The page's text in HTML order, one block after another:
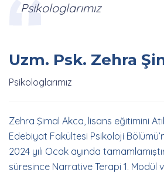
Psikologlarımız
Uzm. Psk. Zehra
Psikologlarımız
Zehra Şimal Akca, lisans eğitimini
Edebiyat Fakültesi Psikoloji
2024 yılı Ocak ayında
süresince Narrative Terapi 1. Modül